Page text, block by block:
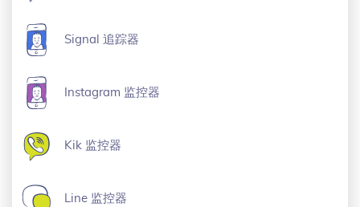
Signal 追踪器
Instagram 监控器
Kik 监控器
Line 监控器